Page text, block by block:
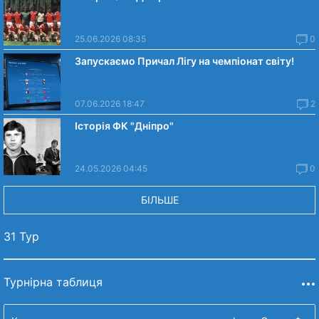
25.06.2026 08:35 0
Запускаємо Причал Лігу на чемпіонат світу!
07.06.2026 18:47 2
Історія ФК "Дніпро"
24.05.2026 04:45 0
БІЛЬШЕ
31 Тур
Турнірна таблиця